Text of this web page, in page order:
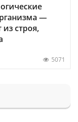
—
строя,
5071